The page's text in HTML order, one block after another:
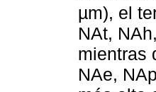
µm), el
NAt,
mientras
NAe,